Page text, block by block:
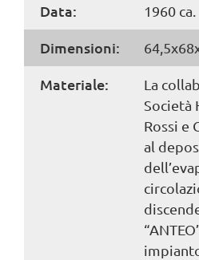
Data: 1960 ca.
Dimensioni:
Materiale:
La
Società
Rossi e
al